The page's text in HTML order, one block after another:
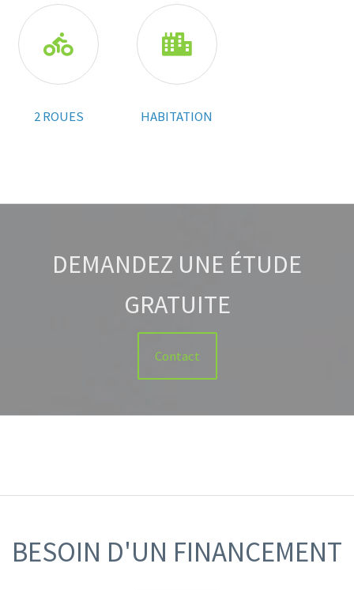

2 ROUES

HABITATION
DEMANDEZ UNE ÉTUDE
GRATUITE
Contact
BESOIN D'UN FINANCEMENT